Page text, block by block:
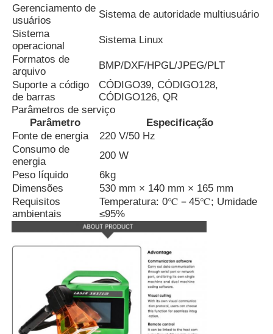
Gerenciamento de
usuários
Sistema de autoridade multiusuário
Sistema
operacional
Sistema Linux
Formatos de
arquivo
BMP/DXF/HPGL/JPEG/PLT
Suporte a código
de barras
CÓDIGO39, CÓDIGO128,
CÓDIGO126, QR
Parâmetros de serviço
Parâmetro
Especificação
Fonte de energia
220 V/50 Hz
Consumo de
energia
200 W
Peso líquido
6kg
Dimensões
530 mm × 140 mm × 165 mm
Requisitos
ambientais
Temperatura: 0℃－45℃; Umidade
≤95%